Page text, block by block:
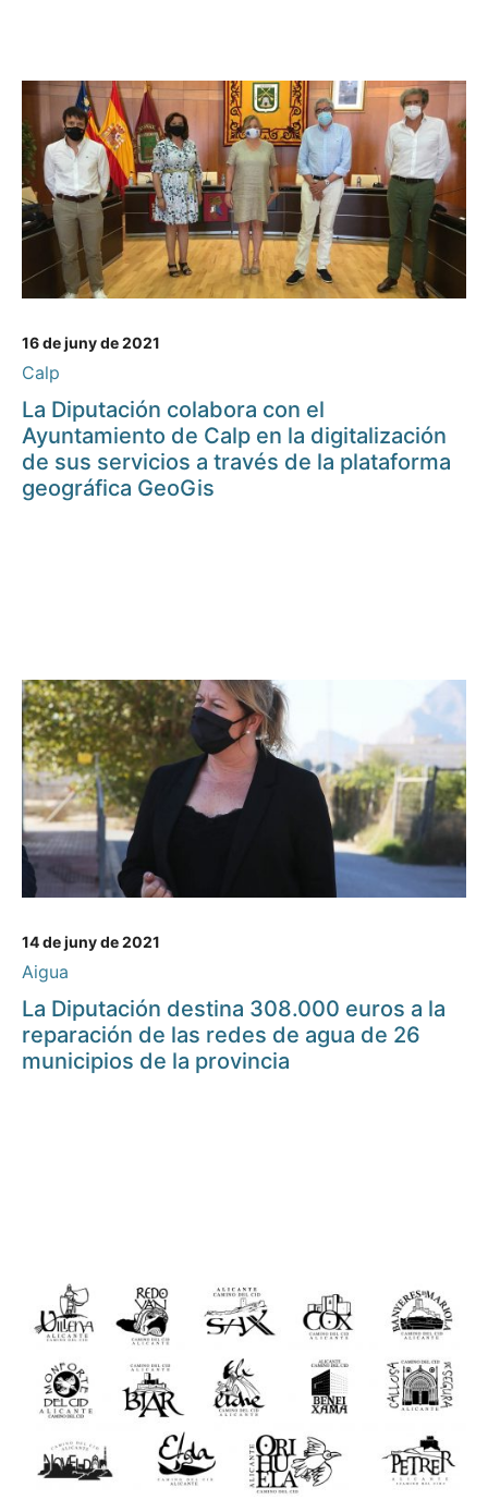
16 de juny de 2021
Calp
La Diputación colabora con el
Ayuntamiento de Calp en la digitalización
de sus servicios a través de la plataforma
geográfica GeoGis
14 de juny de 2021
Aigua
La Diputación destina 308.000 euros a la
reparación de las redes de agua de 26
municipios de la provincia